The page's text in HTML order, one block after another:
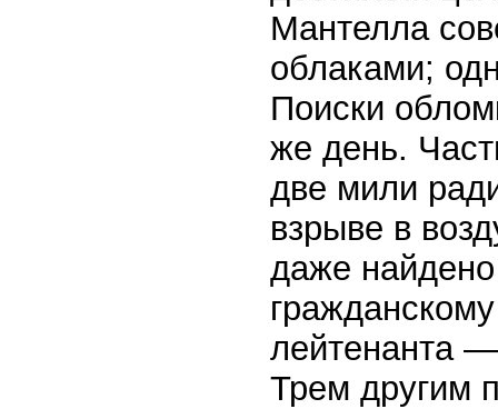
Мантелла
облаками;
Поиски
же день.
две мили
взрыве в
даже
лейтенанта
Трем другим